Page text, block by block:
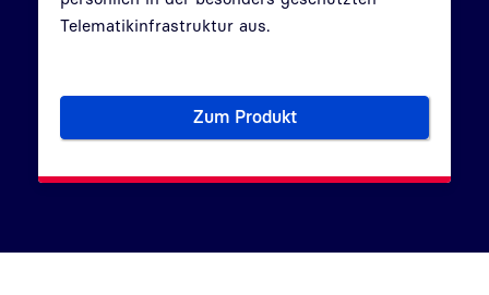
Telematikinfrastruktur aus.
Zum ProduktElektronischer